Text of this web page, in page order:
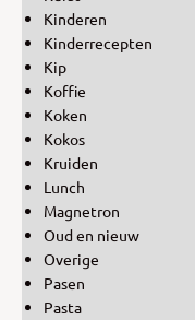
Kinderen
Kinderrecepten
Kip
Koffie
Koken
Kokos
Kruiden
Lunch
Magnetron
Oud en nieuw
Overige
Pasen
Pasta